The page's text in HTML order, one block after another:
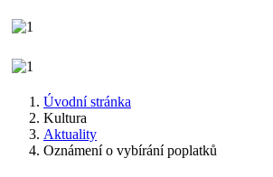
Úvodní stránka
Kultura
Aktuality
Oznámení o vybírání poplatků